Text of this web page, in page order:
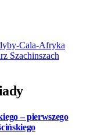
Cala-Afryka
Szachinszach
– pierwszego